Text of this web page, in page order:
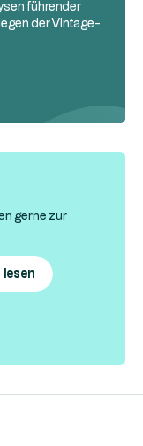
führender
der Vintage-
gerne zur
lesen